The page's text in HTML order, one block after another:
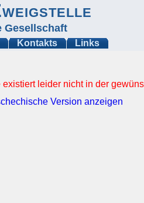
Gesellschaft
Kontakts Links
leider nicht in der
Version anzeigen